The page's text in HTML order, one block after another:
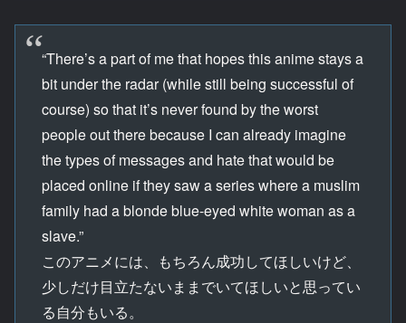
“There’s a part of me that hopes this anime stays a
bit under the radar (while still being successful of
course) so that it’s never found by the worst
people out there because I can already imagine
the types of messages and hate that would be
placed online if they saw a series where a muslim
family had a blonde blue-eyed white woman as a
slave.”
このアニメには、もちろん成功してほしいけど、
少しだけ目立たないままでいてほしいと思ってい
る自分もいる。